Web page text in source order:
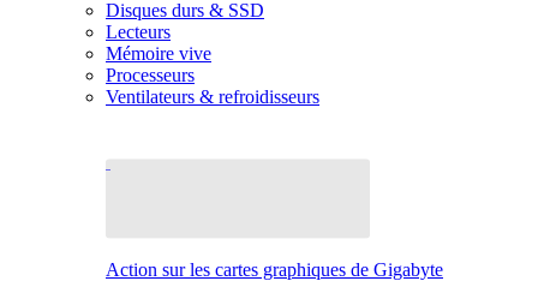
Disques durs & SSD
Lecteurs
Mémoire vive
Processeurs
Ventilateurs & refroidisseurs
Action sur les cartes graphiques de Gigabyte